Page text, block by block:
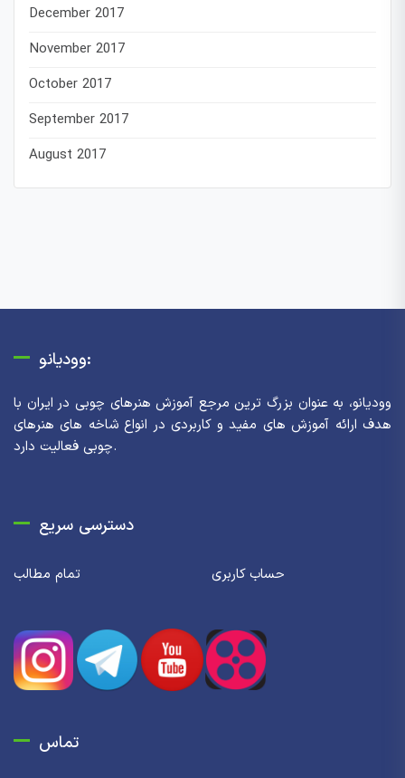
December 2017
November 2017
October 2017
September 2017
August 2017
وودیانو:
وودیانو، به عنوان بزرگ ترین مرجع آموزش هنرهای چوبی در ایران با
هدف ارائه آموزش های مفید و کاربردی در انواع شاخه های هنرهای
چوبی فعالیت دارد.
دسترسی سریع
تمام مطالب حساب کاربری
تماس